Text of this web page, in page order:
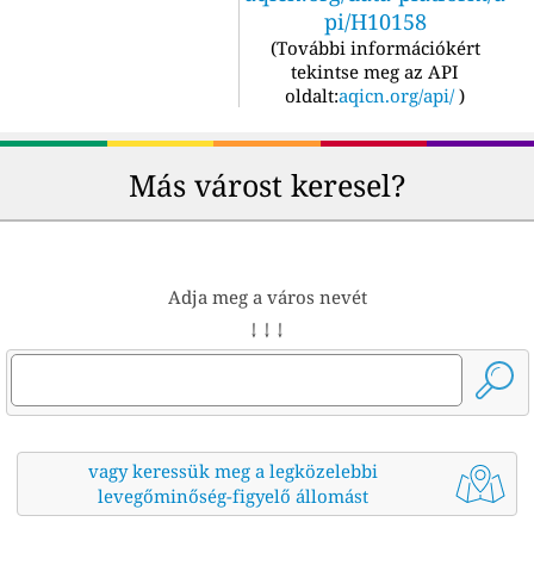
pi/H10158
(További információkért
tekintse meg az API
oldalt:aqicn.org/api/ )
Más várost keresel?
Adja meg a város nevét
↓ ↓ ↓
vagy keressük meg a legközelebbi
levegőminőség-figyelő állomást